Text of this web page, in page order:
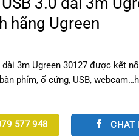
hãng Ugreen
dài 3m Ugreen 30127 được kết
phím, ổ cứng, USB,
577 948 CHAT